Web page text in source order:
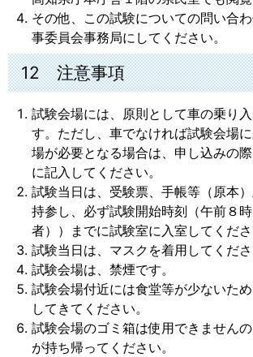
その他、この試験についての問い合
事委員会事務局にしてください。
12 注意事項
試験会場には、原則として車の乗り
す。ただし、車でなければ試験会場
場が必要となる場合は、申し込みの
に記入してください。
試験当日は、受験票、手帳等（原本
持参し、必ず試験開始時刻（午前８
者））までに試験室に入室してくださ
試験当日は、マスクを着用してくださ
試験会場は、禁煙です。
試験会場付近には食堂等が少ないた
してきてください。
試験会場のゴミ箱は使用できません
が持ち帰ってください。